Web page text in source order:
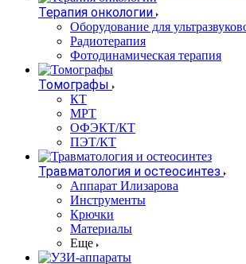
Терапия онкологии
Оборудование для
Радиотерапия
Фотодинамическая терапия
Томографы
КТ
МРТ
ОФЭКТ/КТ
ПЭТ/КТ
Травматология и остеосинтез
Аппарат Илизарова
Инструменты
Крючки
Материалы
Еще